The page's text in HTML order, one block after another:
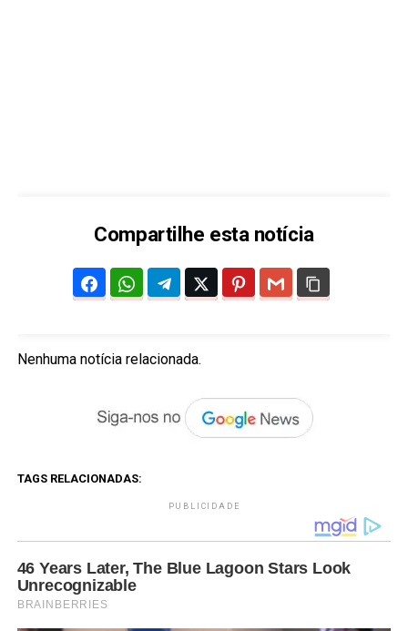
Compartilhe esta notícia
Nenhuma notícia relacionada.
TAGS RELACIONADAS:
PUBLICIDADE